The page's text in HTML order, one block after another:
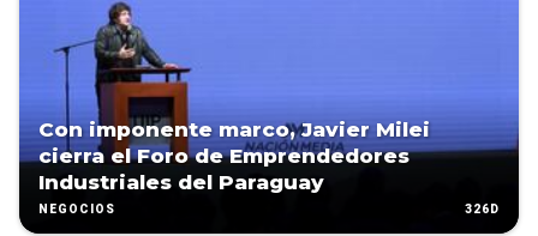
Con imponente marco, Javier Milei
cierra el Foro de Emprendedores
Industriales del Paraguay
NEGOCIOS 326D